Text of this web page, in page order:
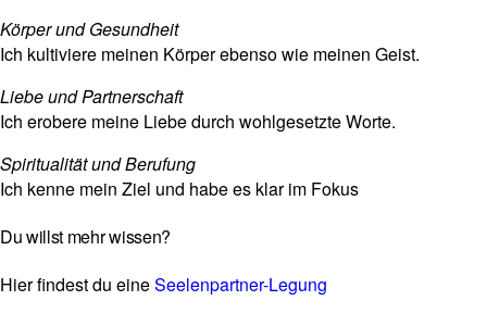
Körper und Gesund­heit
Ich kul­ti­viere meinen Körper ebenso wie meinen Geist.
Liebe und Part­ner­schaft
Ich erobere meine Liebe durch wohl­ge­setzte Worte.
Spi­ri­tua­lität und Beru­fung
Ich kenne mein Ziel und habe es klar im Fokus
Du willst mehr wissen?
Hier fin­dest du eineSee­len­partner-Legung